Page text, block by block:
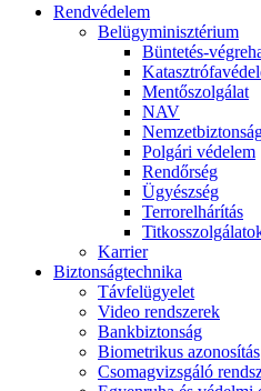
Rendvédelem
Belügyminisztérium
Büntetés-
Mentőszolgálat
NAV
Polgári védelem
Rendőrség
Ügyészség
Terrorelhárítás
Karrier
Biztonságtechnika
Távfelügyelet
Video rendszerek
Bankbiztonság
Biometrikus azonosítás
Csomagvizsgáló